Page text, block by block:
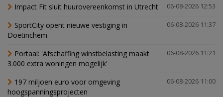
06-08-2026 12:53
Impact Fit sluit huurovereenkomst in Utrecht
06-08-2026 11:37
SportCity opent nieuwe vestiging in
Doetinchem
06-08-2026 11:21
Portaal: 'Afschaffing winstbelasting maakt
3.000 extra woningen mogelijk'
06-08-2026 11:00
197 miljoen euro voor omgeving
hoogspanningsprojecten